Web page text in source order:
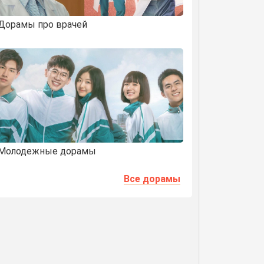
про врачей
дорамы
Все дорамы